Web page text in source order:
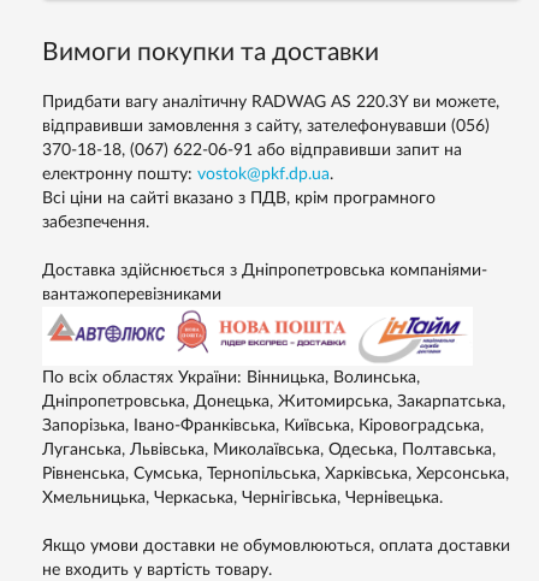
Вимоги покупки та доставки
Придбати вагу аналітичну RADWAG AS 220.3Y ви можете,
відправивши замовлення з сайту, зателефонувавши (056)
370-18-18, (067) 622-06-91 або відправивши запит на
електронну пошту: vostok@pkf.dp.ua.
Всі ціни на сайті вказано з ПДВ, крім програмного
забезпечення.
Доставка здійснюється з Дніпропетровська компаніями-
вантажоперевізниками
По всіх областях України: Вінницька, Волинська,
Дніпропетровська, Донецька, Житомирська, Закарпатська,
Запорізька, Івано-Франківська, Київська, Кіровоградська,
Луганська, Львівська, Миколаївська, Одеська, Полтавська,
Рівненська, Сумська, Тернопільська, Харківська, Херсонська,
Хмельницька, Черкаська, Чернігівська, Чернівецька.
Якщо умови доставки не обумовлюються, оплата доставки
не входить у вартість товару.